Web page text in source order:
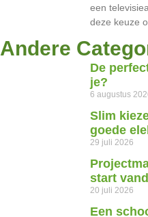
een
deze keuze
Andere
De
je?
6 augustus
Slim
goede
29 juli 2026
start
20 juli 2026
Een